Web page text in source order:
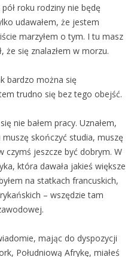
roku rodziny nie będę
udawałem, że jestem
marzyłem o tym. I tu masz
że się znalazłem w morzu.
bardzo można się
trudno się bez tego obejść.
nie bałem pracy. Uznałem,
skończyć studia, muszę
czymś jeszcze być dobrym. W
która dawała jakieś większe
na statkach francuskich,
– wszędzie tam
mając do dyspozycji
Południową Afrykę, miałeś